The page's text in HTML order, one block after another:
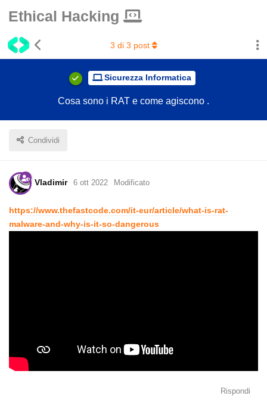
Ethical Hacking
Sicurezza Informatica
Cosa sono i RAT e come agiscono .
Condividi
3 di 3 post
Vladimir 6 ott 2022 Modificato
https://www.thefastcode.com/it-eur/article/what-is-rat-
malware-and-why-is-it-so-dangerous
Rispondi